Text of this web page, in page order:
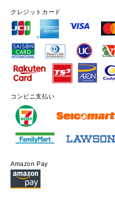
クレジットカード
コンビニ支払い
Amazon Pay